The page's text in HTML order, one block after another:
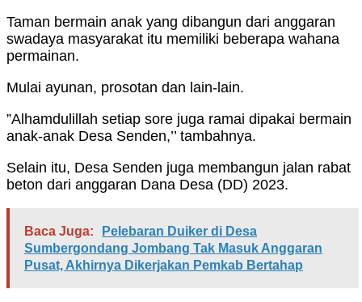
Taman bermain anak yang dibangun dari anggaran
swadaya masyarakat itu memiliki beberapa wahana
permainan.
Mulai ayunan, prosotan dan lain-lain.
”Alhamdulillah setiap sore juga ramai dipakai bermain
anak-anak Desa Senden,’’ tambahnya.
Selain itu, Desa Senden juga membangun jalan rabat
beton dari anggaran Dana Desa (DD) 2023.
Baca Juga:
Pelebaran Duiker di Desa
Sumbergondang Jombang Tak Masuk Anggaran
Pusat, Akhirnya Dikerjakan Pemkab Bertahap